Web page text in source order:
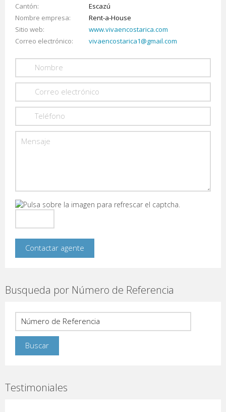
Cantón
Escazú
Nombre empresa
Rent-a-House
Sitio web
www.vivaencostarica.com
Correo electrónico
vivaencostarica1@gmail.com
Busqueda por Número de Referencia
Testimoniales